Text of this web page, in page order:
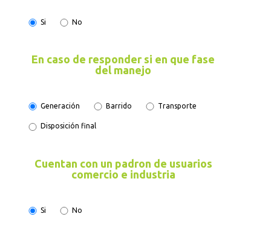
Si No
En caso de responder si en que fase
del manejo
Generación Barrido Transporte
Disposición final
Cuentan con un padron de usuarios
comercio e industria
Si No